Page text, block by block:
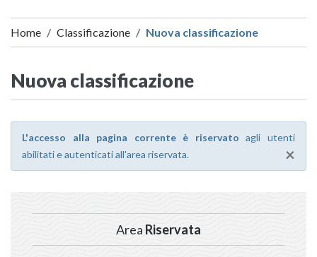
Home Classificazione Nuova classificazione
Nuova classificazione
L'accesso alla pagina corrente è riservato agli utenti
abilitati e autenticati all'area riservata.
×
Area Riservata